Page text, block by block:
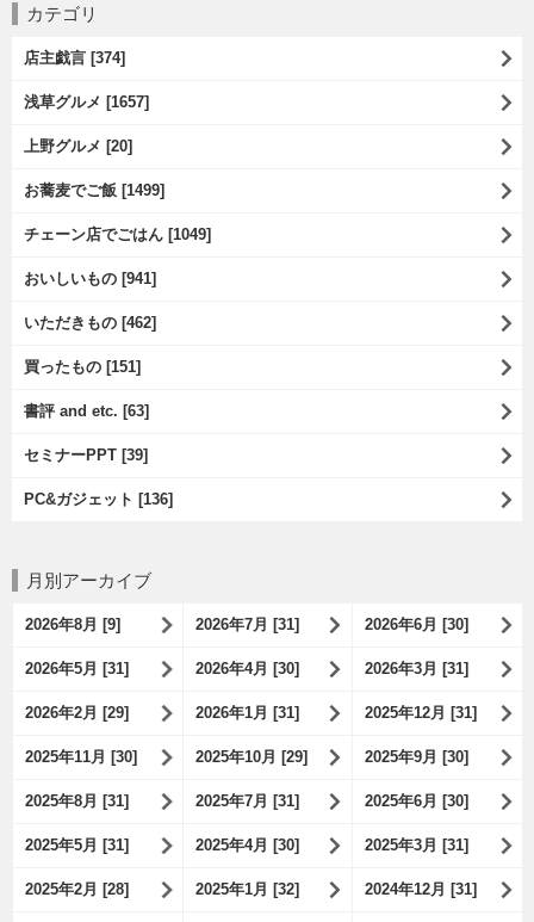
カテゴリ
店主戯言 [374]
浅草グルメ [1657]
上野グルメ [20]
お蕎麦でご飯 [1499]
チェーン店でごはん [1049]
おいしいもの [941]
いただきもの [462]
買ったもの [151]
書評 and etc. [63]
セミナーPPT [39]
PC&ガジェット [136]
月別アーカイブ
2026年8月 [9] 2026年7月 [31] 2026年6月 [30]
2026年5月 [31] 2026年4月 [30] 2026年3月 [31]
2026年2月 [29] 2026年1月 [31] 2025年12月 [31]
2025年11月 [30] 2025年10月 [29] 2025年9月 [30]
2025年8月 [31] 2025年7月 [31] 2025年6月 [30]
2025年5月 [31] 2025年4月 [30] 2025年3月 [31]
2025年2月 [28] 2025年1月 [32] 2024年12月 [31]